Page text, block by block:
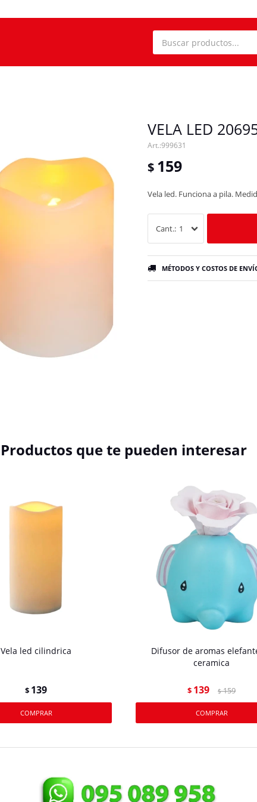
VELA LED
999631
$ 159
Vela led. Funciona a pila.
1
MÉTODOS Y COSTOS DE
Productos que te pueden interesar
Vela led cilindrica
$ 139
Difusor de aromas
ceramica
$ 139 $ 159